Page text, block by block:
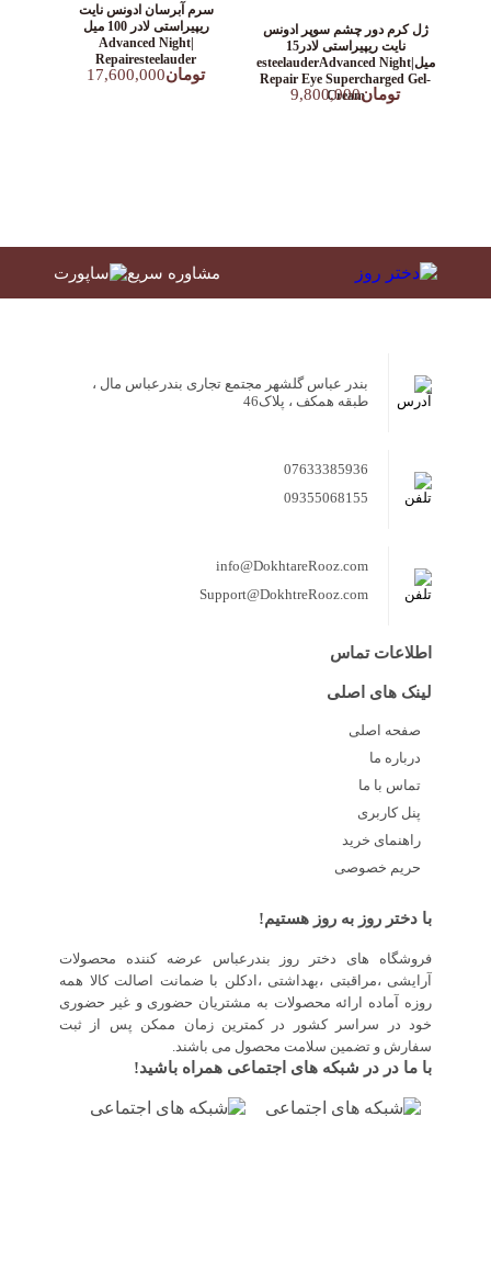
ژل کرم دور چشم سوپر ادونس
نایت ریپیراستی لادر15
میل|esteelauderAdvanced Night
Repair Eye Supercharged Gel-
Creamتومان9,800,000
سرم آبرسان ادونس نایت
ریپیراستی لادر 100 میل
|Advanced Night
Repairesteelauder
تومان17,600,000
مشاوره سریع
بندر عباس گلشهر مجتمع تجاری بندرعباس مال ،
طبقه همکف ، پلاک46
07633385936
09355068155
info@DokhtareRooz.com
Support@DokhtreRooz.com
اطلاعات تماس
لینک های اصلی
صفحه اصلی
درباره ما
تماس با ما
پنل کاربری
راهنمای خرید
حریم خصوصی
با دختر روز به روز هستیم!
فروشگاه های دختر روز بندرعباس عرضه کننده محصولات
آرایشی ،مراقبتی ،بهداشتی ،ادکلن با ضمانت اصالت کالا همه
روزه آماده ارائه محصولات به مشتریان حضوری و غیر حضوری
خود در سراسر کشور در کمترین زمان ممکن پس از ثبت
سفارش و تضمین سلامت محصول می باشند.
با ما در در شبکه های اجتماعی همراه باشید!